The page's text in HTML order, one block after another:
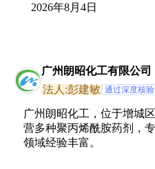
2026年8月4日
广州朗昭化工有限公司
法人:彭建敏 通过深度核验
广州朗昭化工，位于增城
营多种聚丙烯酰胺药剂，
领域经验丰富。